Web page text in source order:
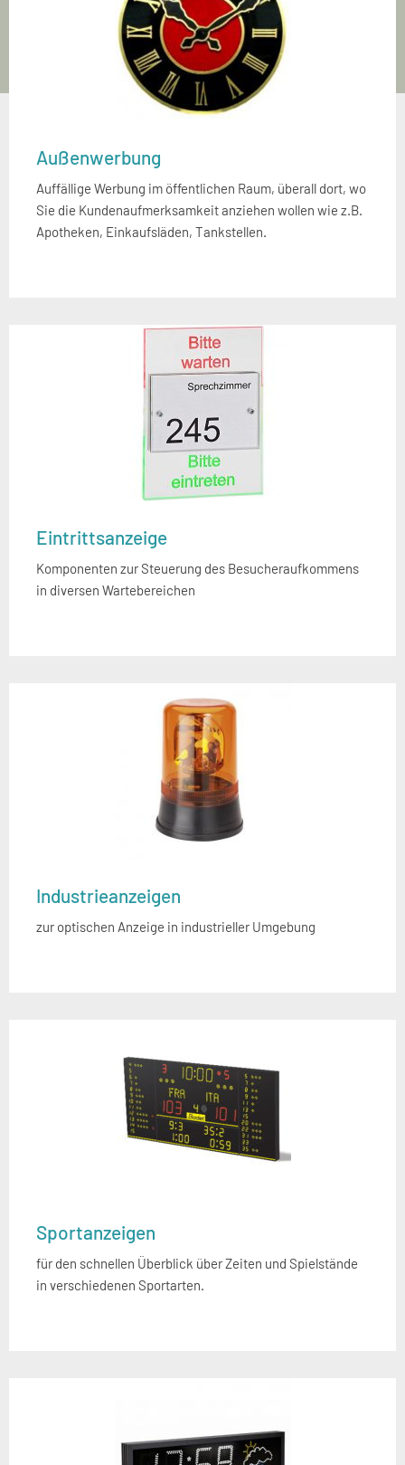
Außenwerbung
Auffällige Werbung im öffentlichen Raum, überall dort, wo
Sie die Kundenaufmerksamkeit anziehen wollen wie z.B.
Apotheken, Einkaufsläden, Tankstellen.
Eintrittsanzeige
Komponenten zur Steuerung des Besucheraufkommens
in diversen Wartebereichen
Industrieanzeigen
zur optischen Anzeige in industrieller Umgebung
Sportanzeigen
für den schnellen Überblick über Zeiten und Spielstände
in verschiedenen Sportarten.